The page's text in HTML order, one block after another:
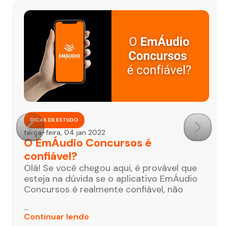
DICAS DE ESTUDO
terça-feira, 04 jan 2022
O EmÁudio Concursos é
confiável?
Olá! Se você chegou aqui, é provável que
esteja na dúvida se o aplicativo EmÁudio
Concursos é realmente confiável, não
...
Continuar lendo